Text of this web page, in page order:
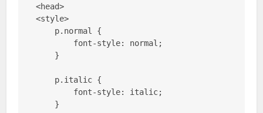
<head>
<style>
    p.normal {
        font-style: normal;
    }
    p.italic {
        font-style: italic;
    }